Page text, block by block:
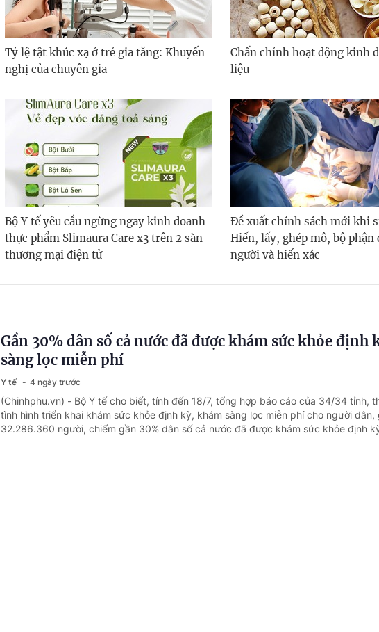
Tỷ lệ tật khúc xạ ở trẻ gia tăng: Khuyến
nghị của chuyên gia
Chấn chỉnh hoạt động kinh
liệu
Bộ Y tế yêu cầu ngừng ngay kinh doanh
thực phẩm Slimaura Care x3 trên 2 sàn
thương mại điện tử
Đề xuất chính sách mới khi
Hiến, lấy, ghép mô, bộ phận
người và hiến xác
Gần 30% dân số cả nước đã được khám sức khỏe định
sàng lọc miễn phí
Y tế 4 ngày trước
(Chinhphu.vn) - Bộ Y tế cho biết, tính đến 18/7, tổng hợp báo cáo của 34/34 tỉnh,
tình hình triển khai khám sức khỏe định kỳ, khám sàng lọc miễn phí cho người dân,
32.286.360 người, chiếm gần 30% dân số cả nước đã được khám sức khỏe định